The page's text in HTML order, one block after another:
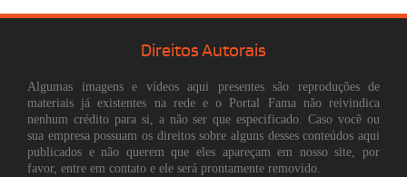
Direitos Autorais
Algumas imagens e vídeos aqui presentes são reproduções de
materiais já existentes na rede e o Portal Fama não reivindica
nenhum crédito para si, a não ser que especificado. Caso você ou
sua empresa possuam os direitos sobre alguns desses conteúdos aqui
publicados e não querem que eles apareçam em nosso site, por
favor, entre em contato e ele será prontamente removido.